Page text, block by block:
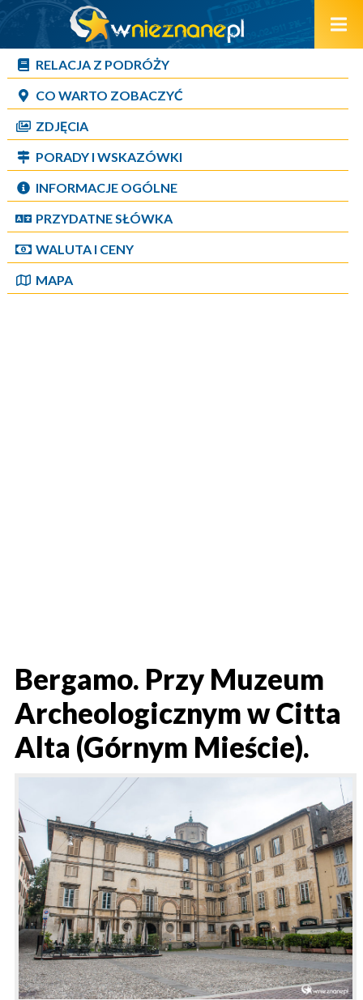
RELACJA Z PODRÓŻY
CO WARTO ZOBACZYĆ
ZDJĘCIA
PORADY I WSKAZÓWKI
INFORMACJE OGÓLNE
PRZYDATNE SŁÓWKA
WALUTA I CENY
MAPA
Bergamo. Przy Muzeum
Archeologicznym w Citta
Alta (Górnym Mieście).